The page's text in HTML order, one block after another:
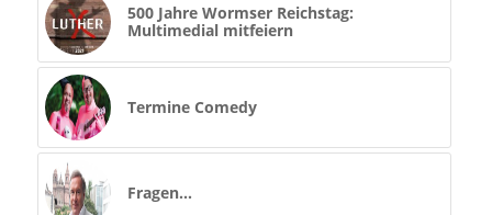
500 Jahre Wormser Reichstag:
Multimedial mitfeiern
Termine Comedy
Fragen…